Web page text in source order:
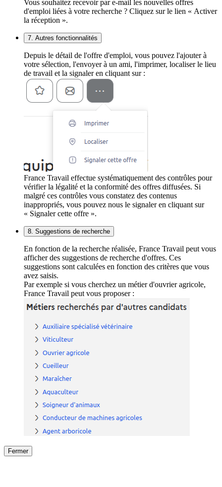
Vous souhaitez recevoir par e-mail les nouvelles offres
d'emploi liées à votre recherche ? Cliquez sur le lien « Activer
la réception ».
7. Autres fonctionnalités
Depuis le détail de l'offre d'emploi, vous pouvez l'ajouter à
votre sélection, l'envoyer à un ami, l'imprimer, localiser le lieu
de travail et la signaler en cliquant sur :
France Travail effectue systématiquement des contrôles pour
vérifier la légalité et la conformité des offres diffusées. Si
malgré ces contrôles vous constatez des contenus
inappropriés, vous pouvez nous le signaler en cliquant sur
« Signaler cette offre ».
8. Suggestions de recherche
En fonction de la recherche réalisée, France Travail peut vous
afficher des suggestions de recherche d'offres. Ces
suggestions sont calculées en fonction des critères que vous
avez saisis.
Par exemple si vous cherchez un métier d'ouvrier agricole,
France Travail peut vous proposer :
Fermer